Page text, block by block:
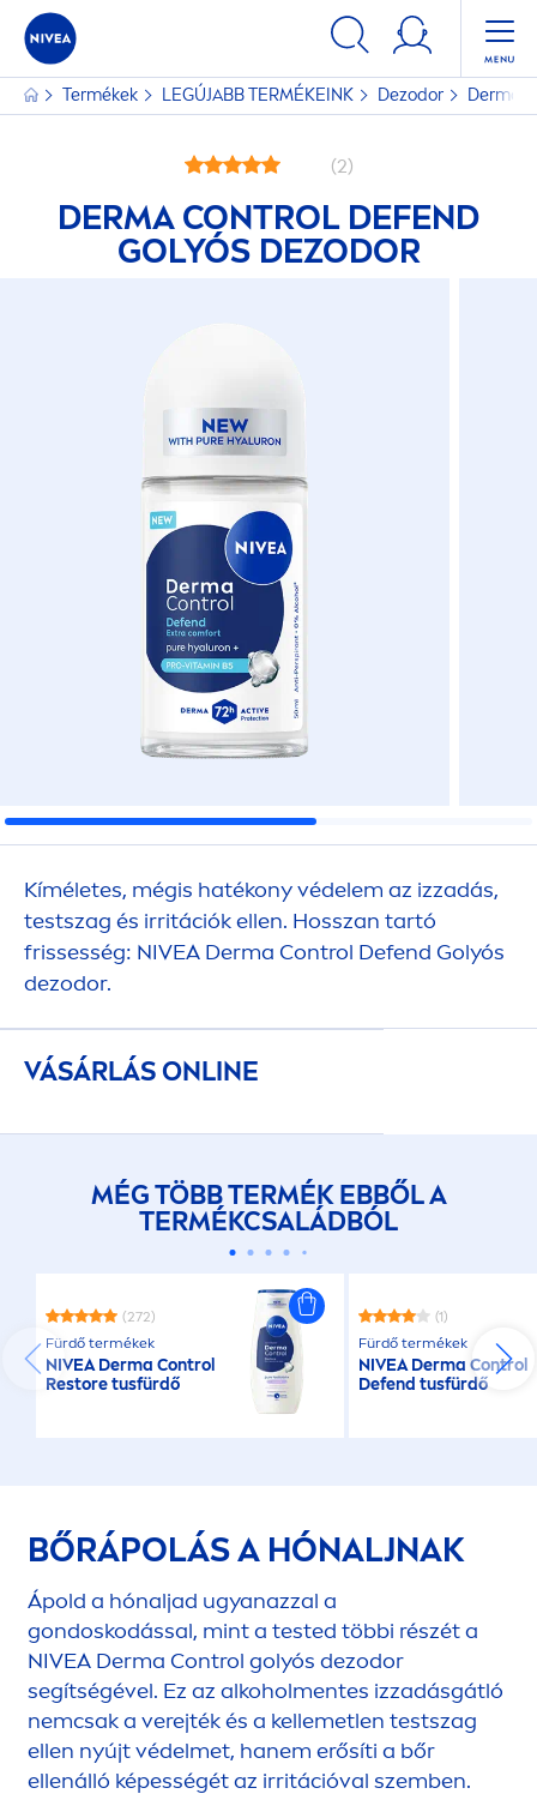
Termékek LEGÚJABB TERMÉKEINK Dezodor Derma
(2)
DERMA CONTROL DEFEND
GOLYÓS DEZODOR
Kíméletes, mégis hatékony védelem az izzadás,
testszag és irritációk ellen. Hosszan tartó
frissesség: NIVEA Derma Control Defend Golyós
dezodor.
VÁSÁRLÁS ONLINE
MÉG TÖBB TERMÉK EBBŐL A
TERMÉKCSALÁDBÓL
(272)
Fürdő termékek
NIVEADerma Control
Restore tusfürdő
(1)
Fürdő termékek
NIVEADerma Control
Defend tusfürdő
BŐRÁPOLÁS A HÓNALJNAK
Ápold a hónaljad ugyanazzal a
gondoskodással, mint a tested többi részét a
NIVEA Derma Control golyós dezodor
segítségével. Ez az alkoholmentes izzadásgátló
nemcsak a verejték és a kellemetlen testszag
ellen nyújt védelmet, hanem erősíti a bőr
ellenálló képességét az irritációval szemben.